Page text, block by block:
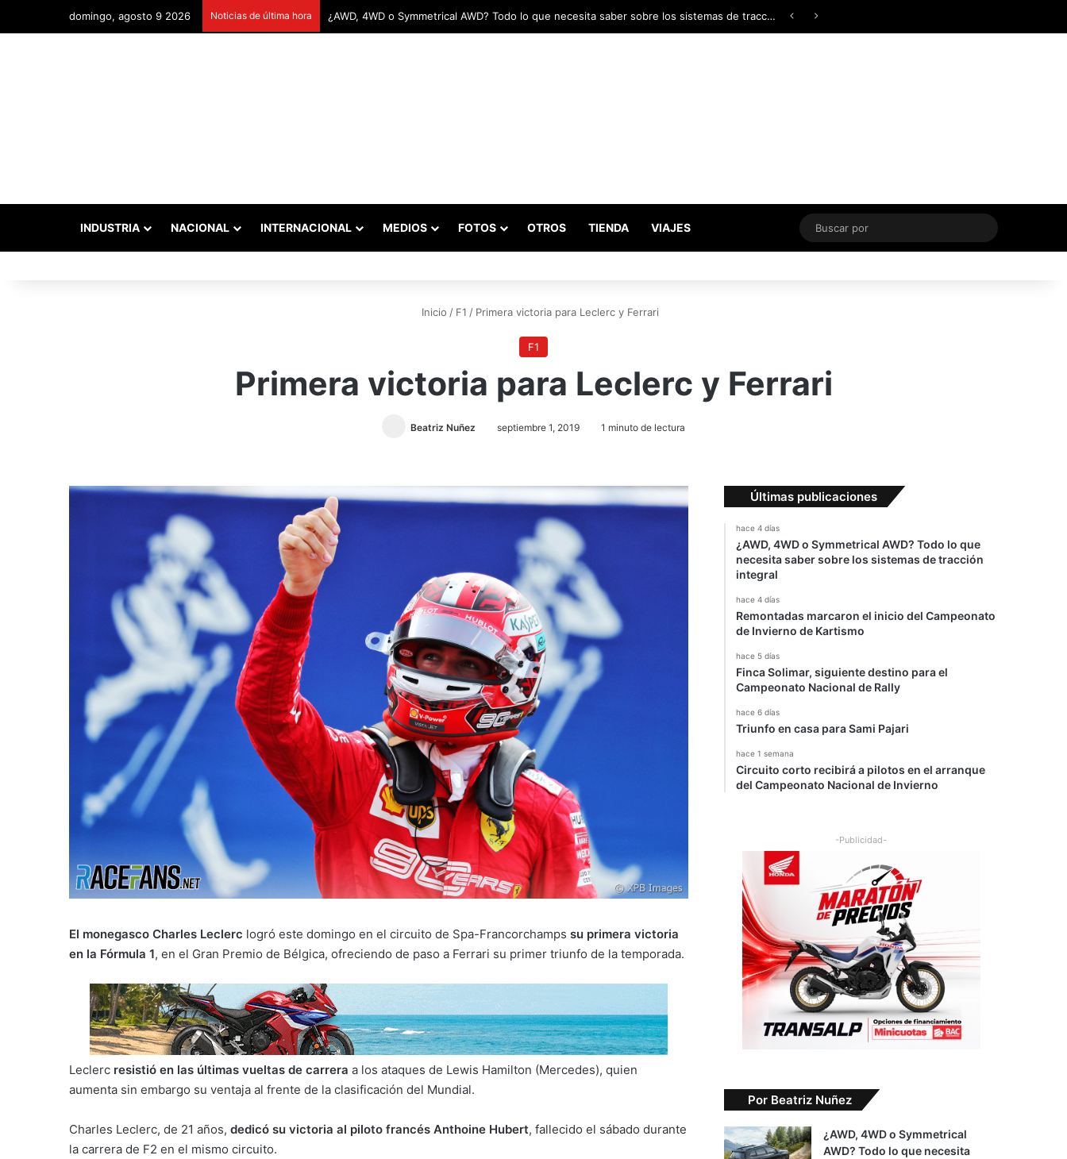
domingo, agosto 9 2026 Noticias de última hora Remontadas marcaron el inicio del Campeonato de Invierno de Kartismo
INDUSTRIA NACIONAL INTERNACIONAL MEDIOS FOTOS OTROS TIENDA VIAJES
Buscar
por
Inicio / F1 / Primera victoria para Leclerc y Ferrari
F1
Primera victoria para Leclerc y Ferrari
Beatriz Nuñez septiembre 1, 2019 1 minuto de lectura
El monegasco Charles Leclerc logró este domingo en el circuito de Spa-Francorchamps su primera victoria
en la Fórmula 1, en el Gran Premio de Bélgica, ofreciendo de paso a Ferrari su primer triunfo de la temporada.
Leclerc resistió en las últimas vueltas de carrera a los ataques de Lewis Hamilton (Mercedes), quien
aumenta sin embargo su ventaja al frente de la clasificación del Mundial.
Charles Leclerc, de 21 años, dedicó su victoria al piloto francés Anthoine Hubert, fallecido el sábado durante
la carrera de F2 en el mismo circuito.
Últimas publicaciones
hace 4 días
¿AWD, 4WD o Symmetrical AWD? Todo lo que
necesita saber sobre los sistemas de tracción
integral
hace 4 días
Remontadas marcaron el inicio del Campeonato
de Invierno de Kartismo
hace 5 días
Finca Solimar, siguiente destino para el
Campeonato Nacional de Rally
hace 6 días
Triunfo en casa para Sami Pajari
hace 1 semana
Circuito corto recibirá a pilotos en el arranque
del Campeonato Nacional de Invierno
-Publicidad-
Por Beatriz Nuñez
¿AWD, 4WD o Symmetrical
AWD? Todo lo que necesita